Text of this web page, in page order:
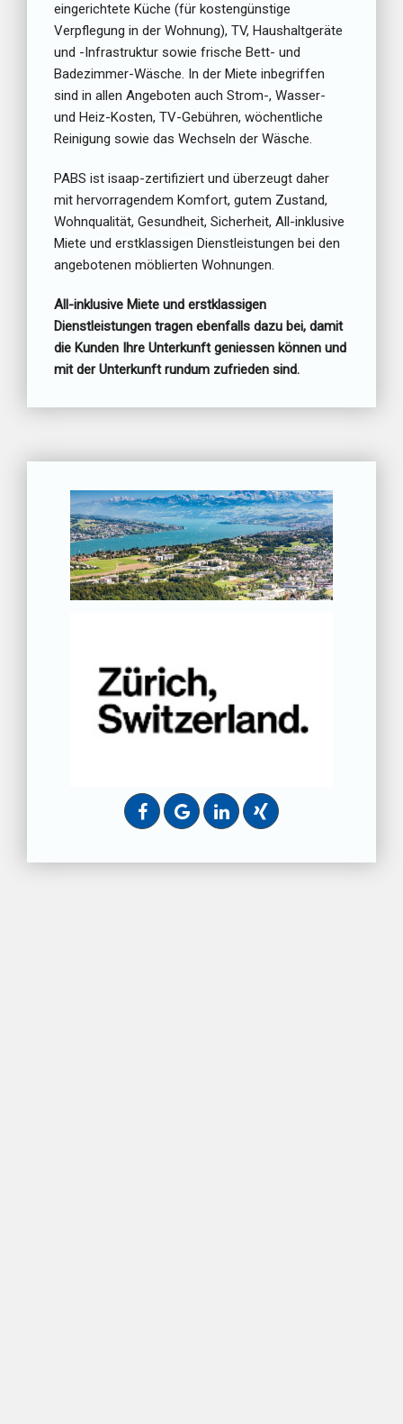
eingerichtete Küche (für kostengünstige
Verpflegung in der Wohnung), TV, Haushaltgeräte
und -Infrastruktur sowie frische Bett- und
Badezimmer-Wäsche. In der Miete inbegriffen
sind in allen Angeboten auch Strom-, Wasser-
und Heiz-Kosten, TV-Gebühren, wöchentliche
Reinigung sowie das Wechseln der Wäsche.
PABS ist isaap-zertifiziert und überzeugt daher
mit hervorragendem Komfort, gutem Zustand,
Wohnqualität, Gesundheit, Sicherheit, All-inklusive
Miete und erstklassigen Dienstleistungen bei den
angebotenen möblierten Wohnungen.
All-inklusive Miete und erstklassigen
Dienstleistungen tragen ebenfalls dazu bei, damit
die Kunden Ihre Unterkunft geniessen können und
mit der Unterkunft rundum zufrieden sind.